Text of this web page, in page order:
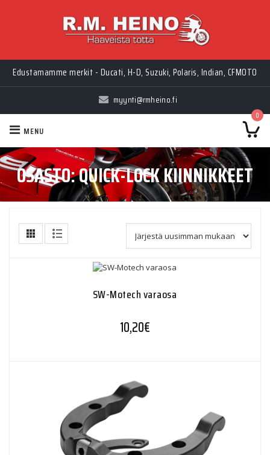
Edustamamme merkit - Ducati, H-D, Suzuki, Polaris, Indian, CFMOTO
myynti@rmheino.fi
0
MENU
OSASTO:QUICK-LOCK KIINNIKKEET
SW-Motech varaosa
10,20€